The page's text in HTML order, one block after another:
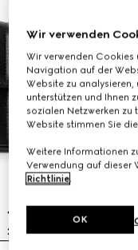
Wir verwenden
Wir verwenden
Navigation auf der
Website zu
unterstützen und Ihnen
sozialen Netzwerken zu
Website stimmen Sie
Weitere Informationen
Verwendung auf dieser
Richtlinie.
OK